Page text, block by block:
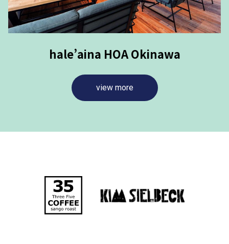
hale’aina HOA Okinawa
view more